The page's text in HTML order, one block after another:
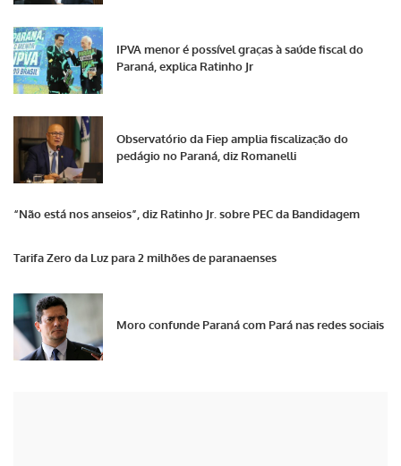
IPVA menor é possível graças à saúde fiscal do
Paraná, explica Ratinho Jr
Observatório da Fiep amplia fiscalização do
pedágio no Paraná, diz Romanelli
“Não está nos anseios”, diz Ratinho Jr. sobre PEC da Bandidagem
Tarifa Zero da Luz para 2 milhões de paranaenses
Moro confunde Paraná com Pará nas redes sociais